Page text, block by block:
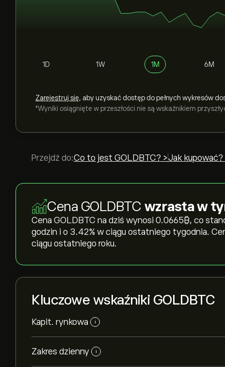
1D 1W 1M 6M
Zarejestruj się, aby uzyskać dostęp do pełnych wykresów
*Wyniki osiągnięte w przeszłości nie są wskaźnikiem
Przejdź do:Co to jest GOLDBTC? >Jak kupować?
Cena GOLDBTC wzrasta w
Cena GOLDBTC na dziś wynosi 0.0665‎₿‎, co
godzin i o ‎3.42‎% w ciągu ostatniego tygodnia.
ciągu ostatniego roku.
Kluczowe wskaźniki GOLDBTC
Kapit. rynkowa i
Zakres dzienny i